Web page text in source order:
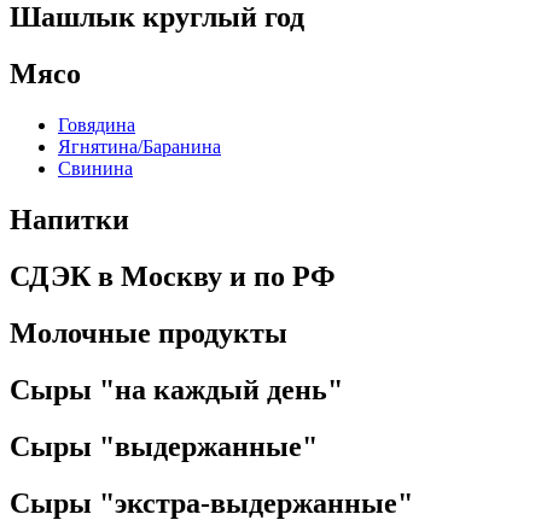
Шашлык круглый год
Мясо
Говядина
Ягнятина/Баранина
Свинина
Напитки
СДЭК в Москву и по РФ
Молочные продукты
Сыры "на каждый день"
Сыры "выдержанные"
Сыры "экстра-выдержанные"